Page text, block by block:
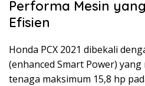
Performa Mesin
Efisien
Honda PCX 2021 dibekali
(enhanced Smart Power)
tenaga maksimum 15,8 hp